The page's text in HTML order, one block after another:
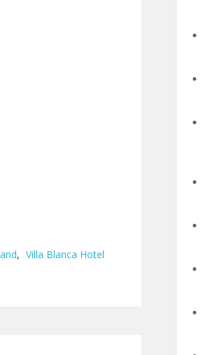
, Villa Blanca Hotel